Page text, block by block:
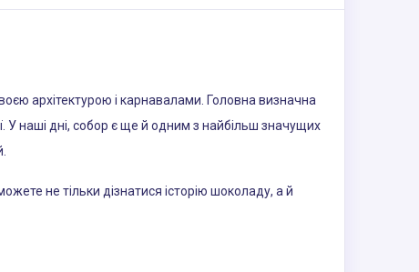
архітектурою і карнавалами. Головна визначна
У наші дні, собор є ще й одним з найбільш значущих
не тільки дізнатися історію шоколаду, а й